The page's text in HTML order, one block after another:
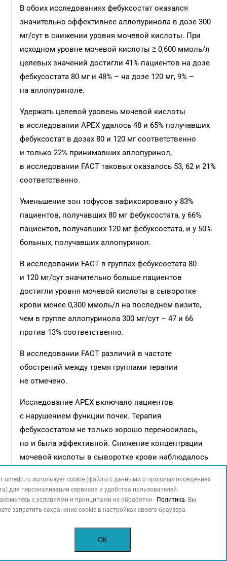
В обоих исследованиях фебуксостат оказался
значительно эффективнее аллопуринола в дозе 300
мг/сут в снижении уровня мочевой кислоты. При
исходном уровне мочевой кислоты ≥ 0,600 ммоль/л
целевых значений достигли 41% пациентов на дозе
фебкусостата 80 мг и 48% – на дозе 120 мг, 9% –
на аллопуриноле.
Удержать целевой уровень мочевой кислоты
в исследовании APEX удалось 48 и 65% получавших
фебуксостат в дозах 80 и 120 мг соответственно
и только 22% принимавших аллопуринол,
в исследовании FACT таковых оказалось 53, 62 и 21%
соответственно.
Уменьшение зон тофусов зафиксировано у 83%
пациентов, получавших 80 мг фебуксостата, у 66%
пациентов, получавших 120 мг фебуксостата, и у 50%
больных, получавших аллопуринол.
В исследовании FACT в группах фебуксостата 80
и 120 мг/сут значительно больше пациентов
достигли уровня мочевой кислоты в сыворотке
крови менее 0,300 ммоль/л на последнем визите,
чем в группе аллопуринола 300 мг/сут – 47 и 66
против 13% соответственно.
В исследовании FACT различий в частоте
обострений между тремя группами терапии
не отмечено.
Исследование APEX включало пациентов
с нарушением функции почек. Терапия
фебуксостатом не только хорошо переносилась,
но и была эффективной. Снижение концентрации
мочевой кислоты в сыворотке крови наблюдалось
фебуксостата. В группе плацебо и аллопуринола
уровень мочевой кислоты за время терапии
не изменился.
umedp.ru использует cookie (файлы с данными о прошлых посещениях
для персонализации сервисов и удобства пользователей.
с условиями и принципами их обработки - Политика. Вы
запретить сохранение cookie в настройках своего браузера.
OK